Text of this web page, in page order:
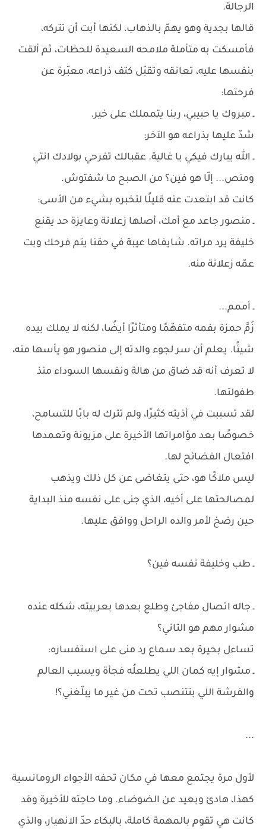
الرجالة.
قالها بجدية وهو يهمّ بالذهاب، لكنها أبت أن تتركه،
فأمسكت به متأملة ملامحه السعيدة للحظات، ثم ألقت
بنفسها عليه، تعانقه وتقبّل كتف ذراعه، معبّرة عن
فرحتها:
ـ مبروك يا حبيبي، ربنا يتمملك على خير.
شدّ عليها بذراعه هو الآخر:
ـ الله يبارك فيكي يا غالية. عقبالك تفرحي بولادك انتي
ومنص... إلّا هو فين؟ من الصبح ما شفتوش.
كانت قد ابتعدت عنه قليلًا لتخبره بشيء من الأسى:
ـ منصور جاعد مع أمك، أصلها زعلانة وعايزة حد يقنع
خليفة يرد مراته. شايفاها عيبة في حقنا يتم فرحك وبت
عمّه زعلانة منه.
ـ أممم...
زَمَّ حمزة بفمه متفهّمًا ومتأثرًا أيضًا، لكنه لا يملك بيده
شيئًا. يعلم أن سر لجوء والدته إلى منصور هو يأسها منه،
لا تعرف أنه قد ضاق من هالة ونفسها السوداء منذ
طفولتها.
لقد تسببت في أذيته كثيرًا، ولم تترك له بابًا للتسامح،
خصوصًا بعد مؤامراتها الأخيرة على مزيونة وتعمدها
افتعال الفضائح لها.
ليس ملاكًا هو، حتى يتغاضى عن كل ذلك ويذهب
لمصالحتها على أخيه، الذي جنى على نفسه منذ البداية
حين رضخ لأمر والده الراحل ووافق عليها.
ـ طب وخليفة نفسه فين؟
ـ جاله اتصال مفاجئ وطلع بعدها بعربيته، شكله عنده
مشوار مهم هو التاني؟
تساءل بحيرة بعد سماع رد منى على استفساره:
ـ مشوار إيه كمان اللي يطلعلُه فجأة ويسيب العالم
والفرشة اللي بتتنصب تحت من غير ما يبلّغني؟!
...
لأول مرة يجتمع معها في مكان تحفه الأجواء الرومانسية
كهذا، هادئ وبعيد عن الضوضاء. وما حاجته للأخيرة وقد
كانت هي تقوم بالمهمة كاملة، بالبكاء حدّ الانهيار، والذي